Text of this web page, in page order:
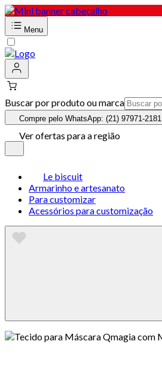
Menu
Buscar por produto ou marca
Compre pelo WhatsApp: (21) 97971-2181
Ver ofertas para a região
Le biscuit
Armarinho e artesanato
Para customizar
Acessórios para customização